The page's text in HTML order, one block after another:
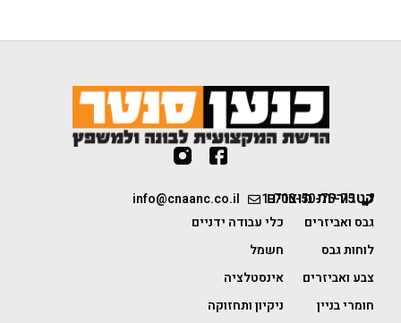
1-700-50-75-75
info@cnaanc.co.il קטגוריות מוצרים
גבס ואביזרים
לוחות גבס
צבע ואביזרים
חומרי בניין
כלי עבודה ידניים
חשמל
אינסטלציה
ניקיון ותחזוקה